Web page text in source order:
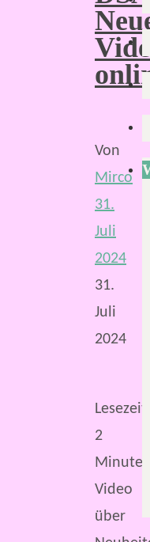
Video
Von
Mirco
31.
Juli
2024
31.
Juli
2024
Lesezeit:
2
Minuten
Video
über